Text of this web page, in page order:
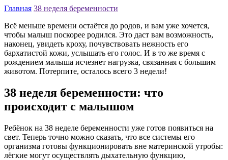
Главная 38 неделя беременности
Всё меньше времени остаётся до родов, и вам уже хочется,
чтобы малыш поскорее родился. Это даст вам возможность,
наконец, увидеть кроху, почувствовать нежность его
бархатистой кожи, услышать его голос. И в то же время с
рождением малыша исчезнет нагрузка, связанная с большим
животом. Потерпите, осталось всего 3 недели!
38 неделя беременности: что
происходит с малышом
Ребёнок на 38 неделе беременности уже готов появиться на
свет. Теперь точно можно сказать, что все системы его
организма готовы функционировать вне материнской утробы:
лёгкие могут осуществлять дыхательную функцию,